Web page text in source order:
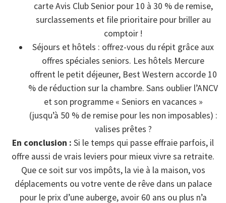
carte Avis Club Senior pour 10 à 30 % de remise,
surclassements et file prioritaire pour briller au
comptoir !
Séjours et hôtels : offrez-vous du répit grâce aux
offres spéciales seniors. Les hôtels Mercure
offrent le petit déjeuner, Best Western accorde 10
% de réduction sur la chambre. Sans oublier l’ANCV
et son programme « Seniors en vacances »
(jusqu’à 50 % de remise pour les non imposables) :
valises prêtes ?
En conclusion : Si le temps qui passe effraie parfois, il
offre aussi de vrais leviers pour mieux vivre sa retraite.
Que ce soit sur vos impôts, la vie à la maison, vos
déplacements ou votre vente de rêve dans un palace
pour le prix d’une auberge, avoir 60 ans ou plus n’a